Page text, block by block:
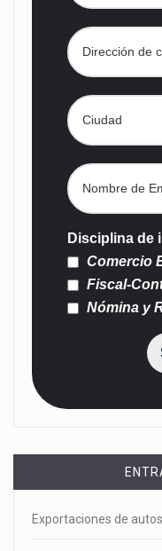
Disciplina de
Comercio
Fiscal-
Nómina y
Exportaciones de